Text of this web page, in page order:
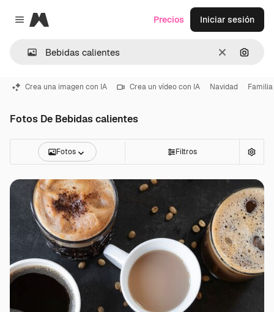
Close menu
Magnific
Borrar
Precios Iniciar sesión
Crea una imagen con IA Crea un vídeo con IA Navidad Familia
Fotos De Bebidas calientes
Fotos Filtros